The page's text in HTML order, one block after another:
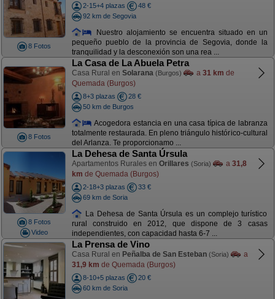
8 Fotos
2-15+4 plazas
48 €
92 km de Segovia
Nuestro alojamiento se encuentra situado en un
pequeño pueblo de la provincia de Segovia, donde la
tranquilidad y la desconexión son una rea ...
8 Fotos
La Casa de La Abuela Petra
Casa Rural en Solarana (Burgos) a 31 km de
Quemada (Burgos)
8+3 plazas
28 €
50 km de Burgos
Acogedora estancia en una casa típica de labranza
totalmente restaurada. En pleno triángulo histórico-cultural
del Arlanza. Te proporcionamo ...
8 Fotos
Video
La Dehesa de Santa Úrsula
Apartamentos Rurales en Orillares (Soria) a 31,8
km de Quemada (Burgos)
2-18+3 plazas
33 €
69 km de Soria
La Dehesa de Santa Úrsula es un complejo turístico
rural construido en 2012, que dispone de 3 casas
independientes, con capacidad hasta 6-7 ...
La Prensa de Vino
Casa Rural en Peñalba de San Esteban (Soria)
a
31,9 km de Quemada (Burgos)
8-10+5 plazas
20 €
60 km de Soria